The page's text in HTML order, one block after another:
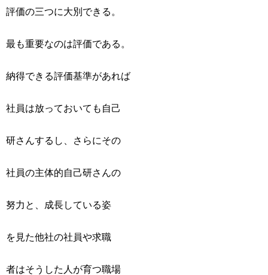
評価の三つに大別できる。
最も重要なのは評価である。
納得できる評価基準があれば
社員は放っておいても自己
研さんするし、さらにその
社員の主体的自己研さんの
努力と、成長している姿
を見た他社の社員や求職
者はそうした人が育つ職場